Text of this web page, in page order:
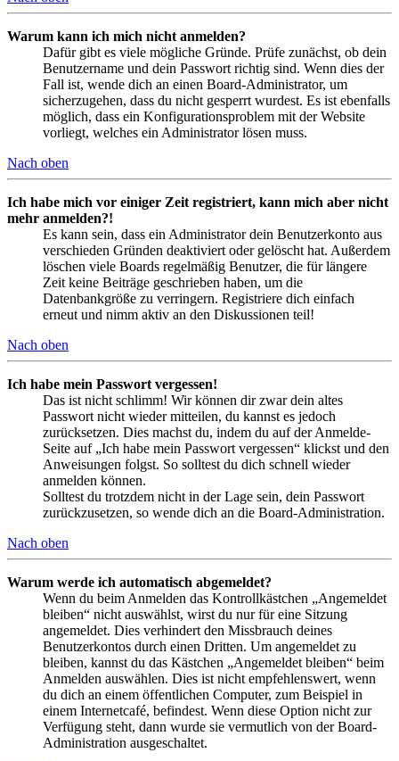
Warum kann ich mich nicht anmelden?
Dafür gibt es viele mögliche Gründe. Prüfe zunächst, ob dein
Benutzername und dein Passwort richtig sind. Wenn dies der
Fall ist, wende dich an einen Board-Administrator, um
sicherzugehen, dass du nicht gesperrt wurdest. Es ist ebenfalls
möglich, dass ein Konfigurationsproblem mit der Website
vorliegt, welches ein Administrator lösen muss.
Nach oben
Ich habe mich vor einiger Zeit registriert, kann mich aber nicht
mehr anmelden?!
Es kann sein, dass ein Administrator dein Benutzerkonto aus
verschieden Gründen deaktiviert oder gelöscht hat. Außerdem
löschen viele Boards regelmäßig Benutzer, die für längere
Zeit keine Beiträge geschrieben haben, um die
Datenbankgröße zu verringern. Registriere dich einfach
erneut und nimm aktiv an den Diskussionen teil!
Nach oben
Ich habe mein Passwort vergessen!
Das ist nicht schlimm! Wir können dir zwar dein altes
Passwort nicht wieder mitteilen, du kannst es jedoch
zurücksetzen. Dies machst du, indem du auf der Anmelde-
Seite auf „Ich habe mein Passwort vergessen“ klickst und den
Anweisungen folgst. So solltest du dich schnell wieder
anmelden können.
Solltest du trotzdem nicht in der Lage sein, dein Passwort
zurückzusetzen, so wende dich an die Board-Administration.
Nach oben
Warum werde ich automatisch abgemeldet?
Wenn du beim Anmelden das Kontrollkästchen „Angemeldet
bleiben“ nicht auswählst, wirst du nur für eine Sitzung
angemeldet. Dies verhindert den Missbrauch deines
Benutzerkontos durch einen Dritten. Um angemeldet zu
bleiben, kannst du das Kästchen „Angemeldet bleiben“ beim
Anmelden auswählen. Dies ist nicht empfehlenswert, wenn
du dich an einem öffentlichen Computer, zum Beispiel in
einem Internetcafé, befindest. Wenn diese Option nicht zur
Verfügung steht, dann wurde sie vermutlich von der Board-
Administration ausgeschaltet.